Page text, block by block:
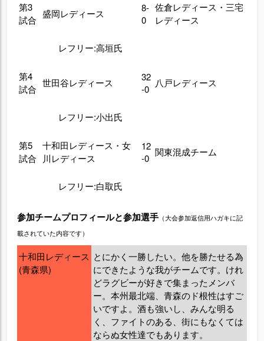
第3
試合
盛岡レディース
8-
0
佐倉レディース・三宅
レディース
レフリー:高垣氏
第4
試合
世田谷レディース
32
-0
八戸レディース
レフリー:小出氏
第5
試合
十和田レディース・女
川レディース
12
-0
関東混成チーム
レフリー:白取氏
参加チームプロフィールと参加選手 （大会参加返信用ハガキに記
載されていた内容です）
十和田レディース
(青森県)
とにかく一勝したい。他を勝たせる為
にできたような我がチームです。けれ
どラグビーが好きで集まったメンバ
ー。本州最北端、青森のド根性はすご
いですよ。酒も強いし、みんな明る
く、ファイトのある、街にもなくては
ならぬ女性達でもあります。